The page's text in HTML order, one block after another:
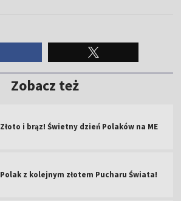
Zobacz też
Złoto i brąz! Świetny dzień Polaków na ME
Polak z kolejnym złotem Pucharu Świata!